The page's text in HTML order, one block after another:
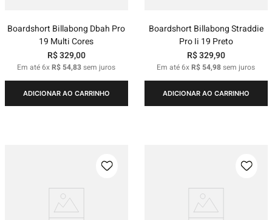
Boardshort Billabong Dbah Pro
19 Multi Cores
R$329,00
Em até6xR$ 54,83sem juros
ADICIONAR AO CARRINHO
Boardshort Billabong Straddie
Pro Ii 19 Preto
R$329,90
Em até6xR$ 54,98sem juros
ADICIONAR AO CARRINHO